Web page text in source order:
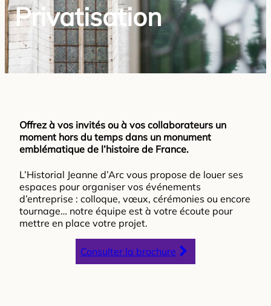
Privatisation
Offrez à vos invités ou à vos collaborateurs un
moment hors du temps dans un monument
emblématique de l’histoire de France.
L’Historial Jeanne d’Arc vous propose de louer ses
espaces pour organiser vos événements
d’entreprise : colloque, vœux, cérémonies ou encore
tournage… notre équipe est à votre écoute pour
mettre en place votre projet.
Consulter la brochure